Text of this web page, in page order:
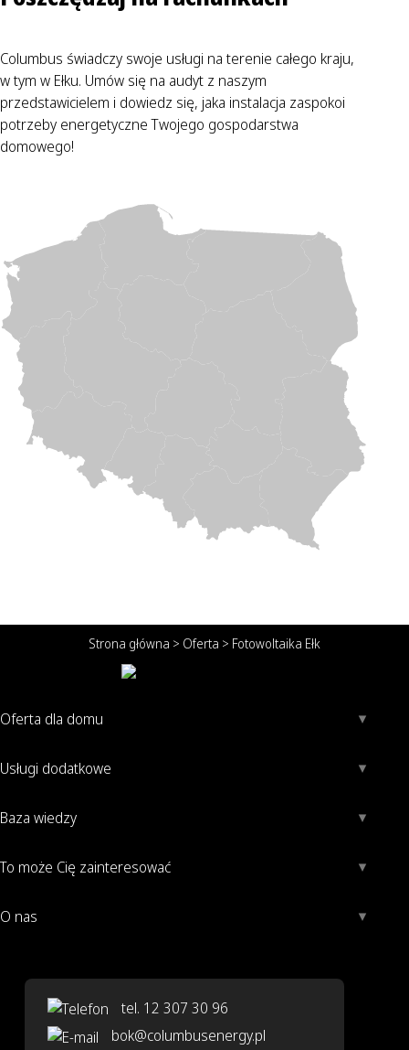
Columbus świadczy swoje usługi na terenie całego kraju,
w tym w Ełku. Umów się na audyt z naszym
przedstawicielem i dowiedz się, jaka instalacja zaspokoi
potrzeby energetyczne Twojego gospodarstwa
domowego!
Strona główna > Oferta > Fotowoltaika Ełk
Oferta dla domu
Usługi dodatkowe
Baza wiedzy
To może Cię zainteresować
O nas
tel. 12 307 30 96
bok@columbusenergy.pl